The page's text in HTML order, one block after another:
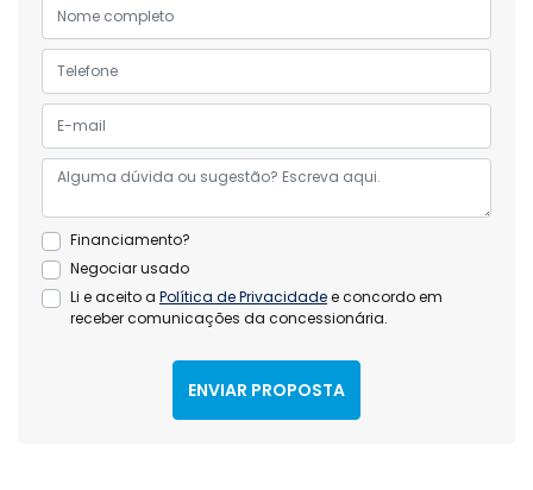
Financiamento?
Negociar usado
Li e aceito a Política de Privacidadee concordo em
receber comunicações da concessionária.
ENVIAR PROPOSTA